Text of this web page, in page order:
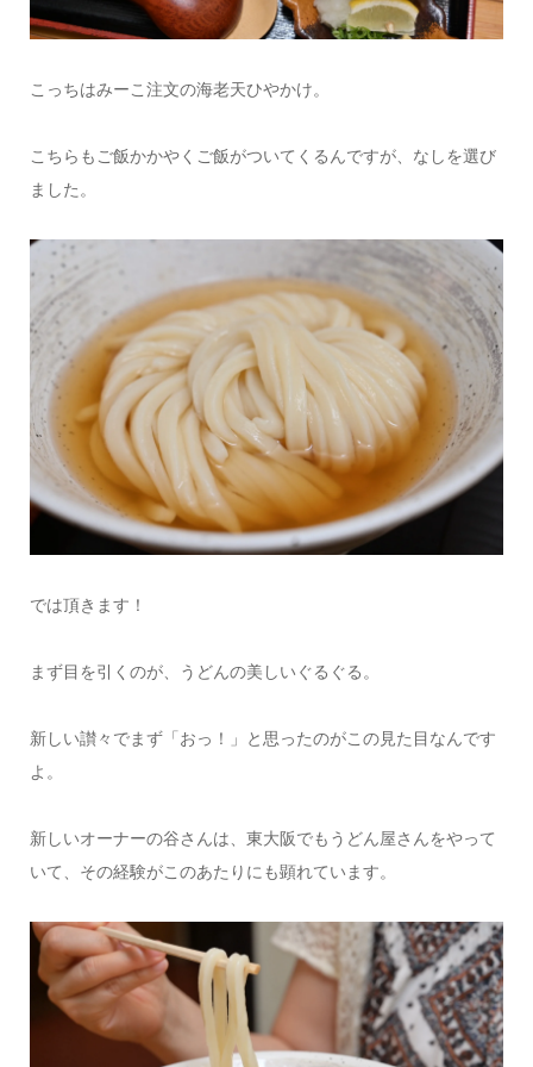
こっちはみーこ注文の海老天ひやかけ。
こちらもご飯かかやくご飯がついてくるんですが、なしを選び
ました。
では頂きます！
まず目を引くのが、うどんの美しいぐるぐる。
新しい讃々でまず「おっ！」と思ったのがこの見た目なんです
よ。
新しいオーナーの谷さんは、東大阪でもうどん屋さんをやって
いて、その経験がこのあたりにも顕れています。